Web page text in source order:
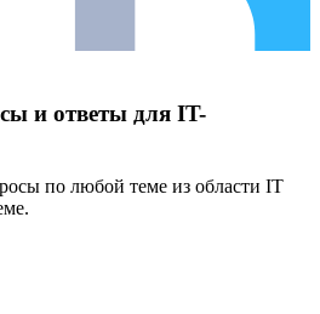
и ответы для IT-
по любой теме из области IT